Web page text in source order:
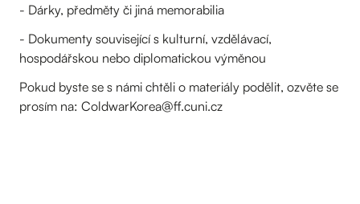
- Dárky, předměty či jiná memorabilia
- Dokumenty související s kulturní, vzdělávací,
hospodářskou nebo diplomatickou výměnou
Pokud byste se s námi chtěli o materiály podělit, ozvěte se
prosím na: ColdwarKorea@ff.cuni.cz